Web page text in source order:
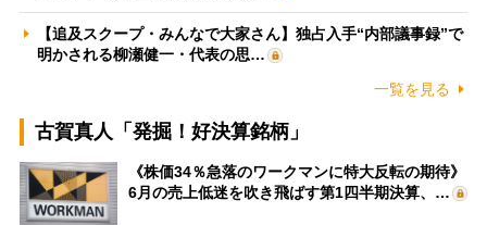
【追及スクープ・みんなで大家さん】独占入手“内部議事録”で
明かされる柳瀬健一・代表の思…
一覧を見る
古賀真人「発掘！好決算銘柄」
《株価34％急落のワークマンに特大反転の期待》
6月の売上低迷を吹き飛ばす第1四半期決算、…